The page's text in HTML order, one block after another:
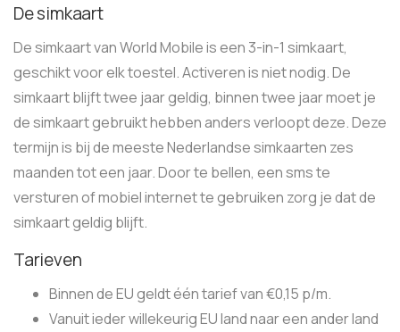
De simkaart
De simkaart van World Mobile is een 3-in-1 simkaart,
geschikt voor elk toestel. Activeren is niet nodig. De
simkaart blijft twee jaar geldig, binnen twee jaar moet je
de simkaart gebruikt hebben anders verloopt deze. Deze
termijn is bij de meeste Nederlandse simkaarten zes
maanden tot een jaar. Door te bellen, een sms te
versturen of mobiel internet te gebruiken zorg je dat de
simkaart geldig blijft.
Tarieven
Binnen de EU geldt één tarief van €0,15 p/m.
Vanuit ieder willekeurig EU land naar een ander land